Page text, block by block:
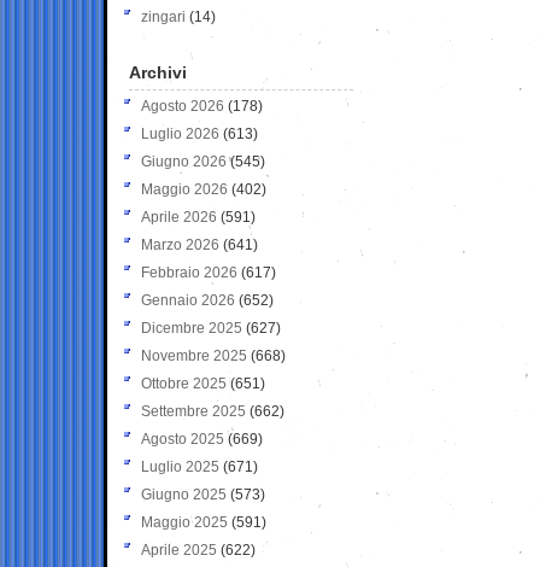
zingari (14)
Archivi
Agosto 2026 (178)
Luglio 2026 (613)
Giugno 2026 (545)
Maggio 2026 (402)
Aprile 2026 (591)
Marzo 2026 (641)
Febbraio 2026 (617)
Gennaio 2026 (652)
Dicembre 2025 (627)
Novembre 2025 (668)
Ottobre 2025 (651)
Settembre 2025 (662)
Agosto 2025 (669)
Luglio 2025 (671)
Giugno 2025 (573)
Maggio 2025 (591)
Aprile 2025 (622)